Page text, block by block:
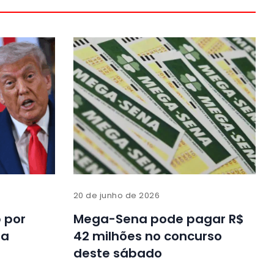
por
20 de junho de 2026
Mega-Sena pode pagar R$
42 milhões no concurso
deste sábado